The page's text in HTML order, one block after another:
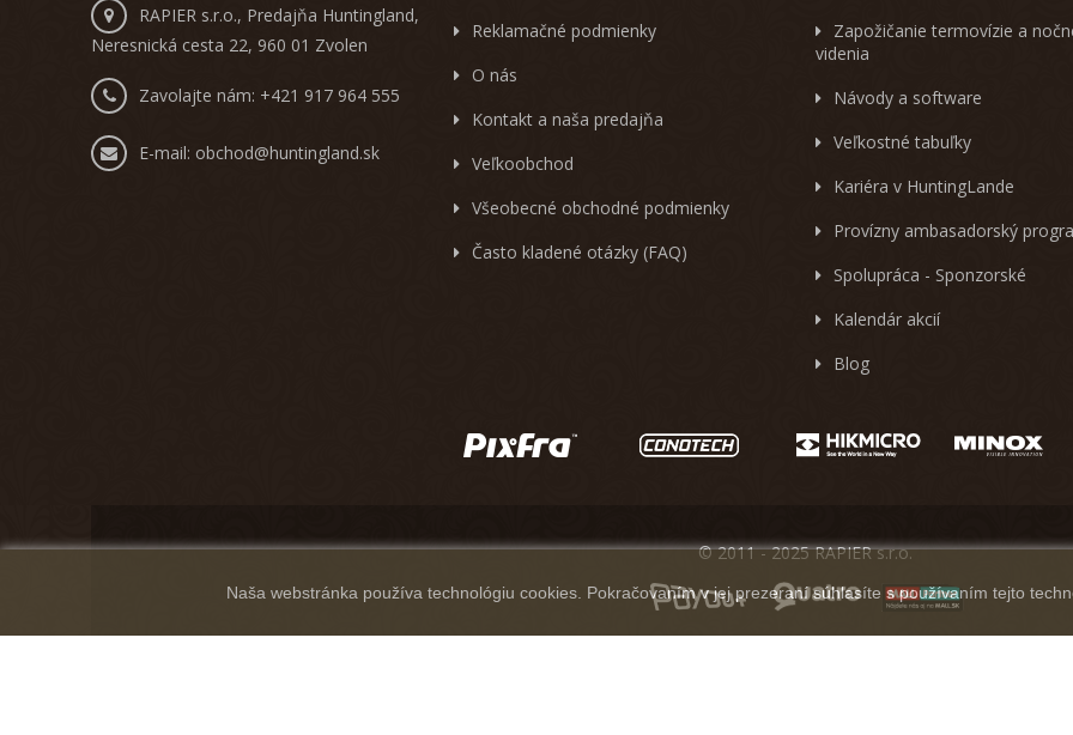
RAPIER s.r.o., Predajňa Huntingland,
Neresnická cesta 22, 960 01 Zvolen
Zavolajte nám: +421 917 964 555
E-mail: obchod@huntingland.sk
Reklamačné podmienky
O nás
Kontakt a naša predajňa
Veľkoobchod
Všeobecné obchodné podmienky
Často kladené otázky (FAQ)
Zapožičanie termovízie a
videnia
Návody a software
Veľkostné tabuľky
Kariéra v HuntingLande
Provízny ambasadorský
Spolupráca - Sponzorské
Kalendár akcií
Blog
Naša webstránka používa technológiu cookies. Pokračovaním v jej prezeraní súhlasíte s používaním tejto
© 2011 - 2025 RAPIER s.r.o.